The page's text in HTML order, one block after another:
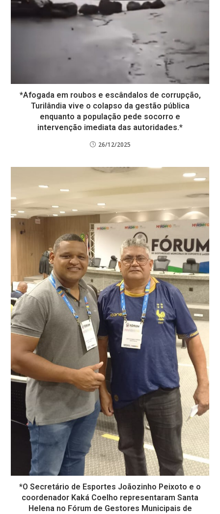
*Afogada em roubos e escândalos de corrupção,
Turilândia vive o colapso da gestão pública
enquanto a população pede socorro e
intervenção imediata das autoridades.*
26/12/2025
*O Secretário de Esportes Joãozinho Peixoto e o
coordenador Kaká Coelho representaram Santa
Helena no Fórum de Gestores Municipais de